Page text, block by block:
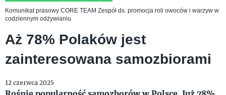
Komunikat prasowy CORE TEAM Zespół ds. promocja roli owoców i warzyw w
codziennym odżywianiu
Aż 78% Polaków jest
zainteresowana samozbiorami
12 czerwca 2025